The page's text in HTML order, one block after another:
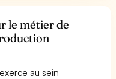
le métier de
au sein